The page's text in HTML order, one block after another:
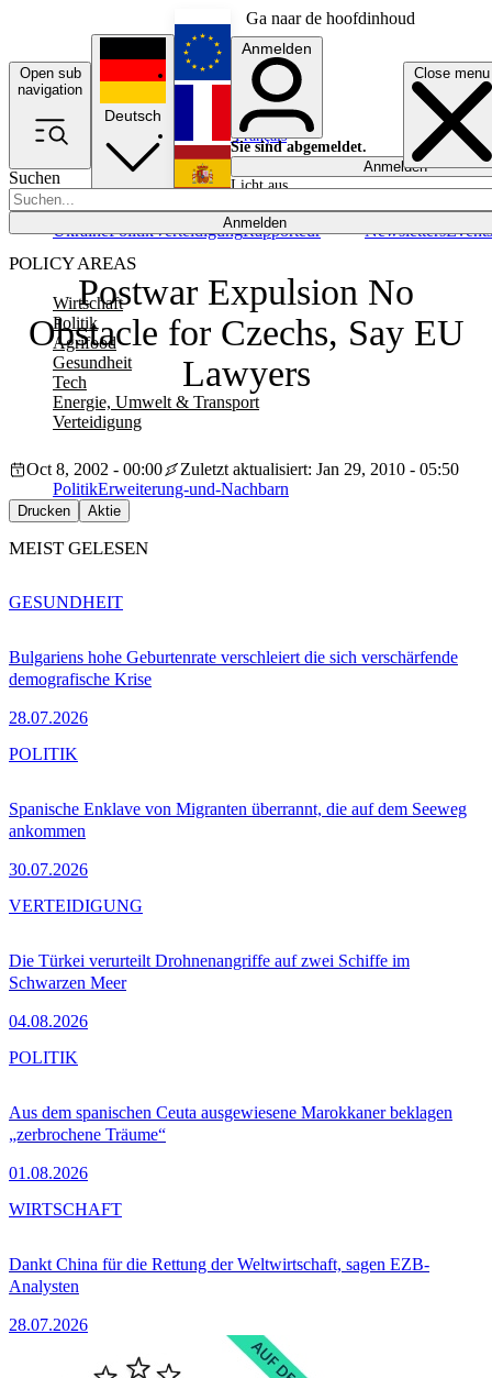
Ga naar de hoofdinhoud
Open sub
navigation
Close menu
Suchen
Anmelden
POLICY AREAS
Wirtschaft
Politik
Agrifood
Gesundheit
Tech
Energie, Umwelt & Transport
Verteidigung
UkrainePolitikVerteidigungRapporteur NewslettersEvents
Deutsch
English
Français
Anmelden
Sie sind abgemeldet.
Anmelden
Licht aus
Postwar Expulsion No
Obstacle for Czechs, Say EU
Lawyers
Oct 8, 2002 - 00:00
Zuletzt aktualisiert: Jan 29, 2010 - 05:50
PolitikErweiterung-und-Nachbarn
Drucken Aktie
MEIST GELESEN
Bulgariens hohe Geburtenrate verschleiert die sich verschärfende
demografische Krise
28.07.2026
GESUNDHEIT
Spanische Enklave von Migranten überrannt, die auf dem Seeweg
ankommen
30.07.2026
POLITIK
Die Türkei verurteilt Drohnenangriffe auf zwei Schiffe im
Schwarzen Meer
04.08.2026
VERTEIDIGUNG
Aus dem spanischen Ceuta ausgewiesene Marokkaner beklagen
„zerbrochene Träume“
01.08.2026
POLITIK
Dankt China für die Rettung der Weltwirtschaft, sagen EZB-
Analysten
28.07.2026
WIRTSCHAFT